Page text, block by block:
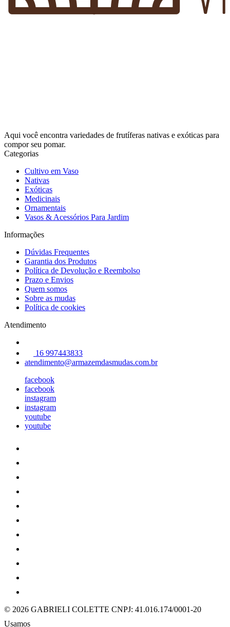
Aqui você encontra variedades de frutíferas nativas e exóticas para
compor seu pomar.
Categorias
Cultivo em Vaso
Nativas
Exóticas
Medicinais
Ornamentais
Vasos & Acessórios Para Jardim
Informações
Dúvidas Frequentes
Garantia dos Produtos
Política de Devolução e Reembolso
Prazo e Envios
Quem somos
Sobre as mudas
Política de cookies
Atendimento
16 997443833
atendimento@armazemdasmudas.com.br
facebook
facebook
instagram
instagram
youtube
youtube
© 2026 GABRIELI COLETTE CNPJ: 41.016.174/0001-20
Usamos